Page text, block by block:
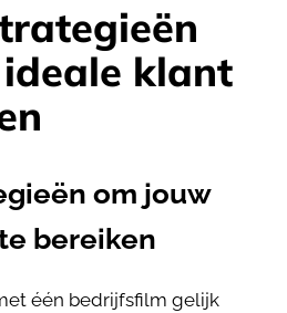
klant
om jouw
bereiken
één bedrijfsfilm gelijk